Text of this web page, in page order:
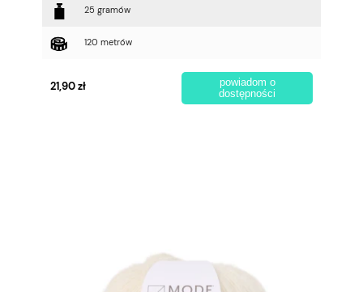
25 gramów
120 metrów
21,90 zł
powiadom o
dostępności